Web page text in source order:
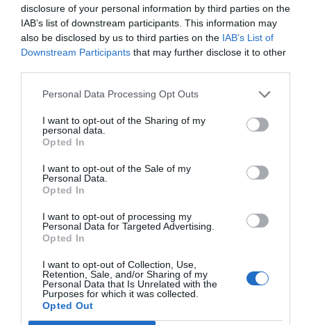
disclosure of your personal information by third parties on the
IAB’s list of downstream participants. This information may
also be disclosed by us to third parties on the IAB’s List of
Downstream Participants that may further disclose it to other
Personal Data Processing Opt Outs
I want to opt-out of the Sharing of my
personal data.
Opted In
I want to opt-out of the Sale of my
Personal Data.
Opted In
I want to opt-out of processing my
Personal Data for Targeted Advertising.
Opted In
I want to opt-out of Collection, Use,
Retention, Sale, and/or Sharing of my
Personal Data that Is Unrelated with the
Purposes for which it was collected.
Opted Out